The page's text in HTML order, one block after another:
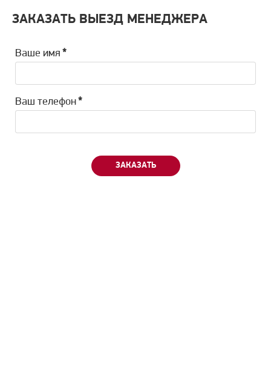
ЗАКАЗАТЬ ВЫЕЗД МЕНЕДЖЕРА
Ваше имя *
Ваш телефон*
ЗАКАЗАТЬ